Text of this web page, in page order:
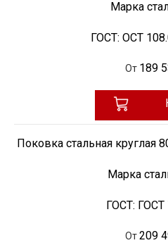
Марка
ГОСТ: ОСТ
От 189
Поковка стальная круглая
Марка
ГОСТ: ГОСТ
От 209